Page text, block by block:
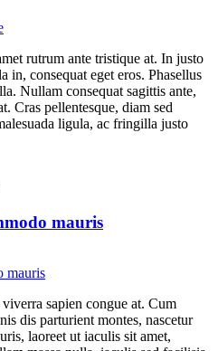
rutrum ante tristique at. In justo
in, consequat eget eros. Phasellus
Nullam consequat sagittis ante,
Cras pellentesque, diam sed
ligula, ac fringilla justo
mauris
sapien congue at. Cum
dis parturient montes, nascetur
laoreet ut iaculis sit amet,